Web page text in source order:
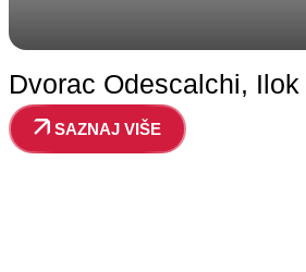
Dvorac Odescalchi, Ilok
SAZNAJ VIŠE